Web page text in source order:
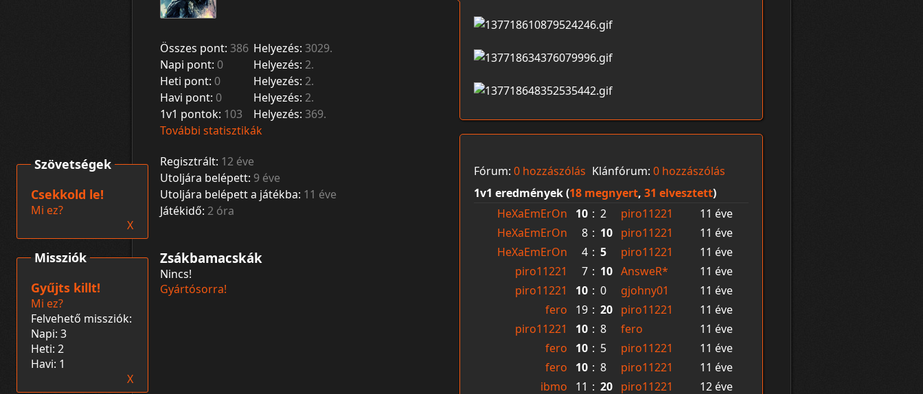
Összes pont: 386 Helyezés: 3029.
Napi pont: 0 Helyezés: 2.
Heti pont: 0 Helyezés: 2.
Havi pont: 0 Helyezés: 2.
1v1 pontok: 103 Helyezés: 369.
További statisztikák
Regisztrált: 12 éve
Utoljára belépett: 9 éve
Utoljára belépett a játékba: 11 éve
Játékidő: 2 óra
Zsákbamacskák
Nincs!
Gyártósorra!
Fórum: 0 hozzászólás Klánfórum: 0 hozzászólás
1v1 eredmények (18 megnyert, 31 elvesztett)
HeXaEmErOn
10 : 2 piro11221
11 éve
HeXaEmErOn
8 : 10 piro11221
11 éve
HeXaEmErOn
4 : 5 piro11221
11 éve
piro11221
7 : 10 AnsweR*
11 éve
piro11221
10 : 0 gjohny01
11 éve
fero
19 : 20 piro11221
11 éve
piro11221
10 : 8 fero
11 éve
fero
10 : 5 piro11221
11 éve
fero
10 : 8 piro11221
11 éve
ibmo
11 : 20 piro11221 12 éve
Missziók
Gyűjts killt!
Mi ez?
Felvehető missziók:
Napi: 3
Heti: 2
Havi: 1
X
Szövetségek
Csekkold le!
Mi ez?
X